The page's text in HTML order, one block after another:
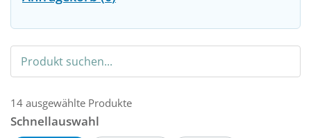
Produkte durchsuchen
14 ausgewählte Produkte
Schnellauswahl